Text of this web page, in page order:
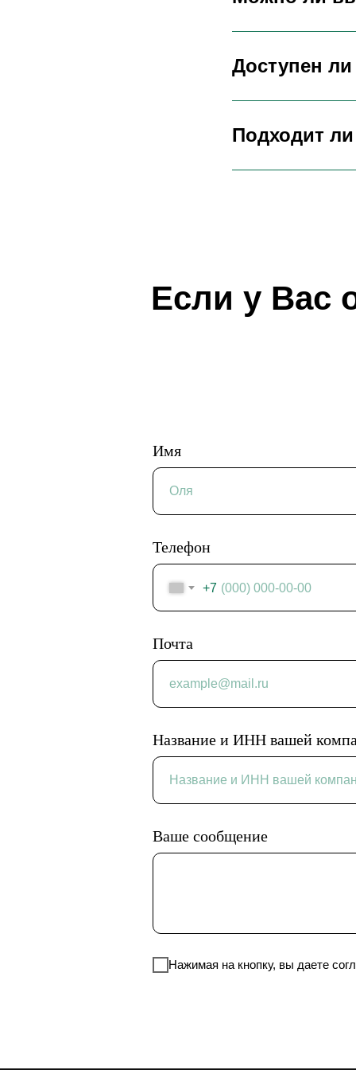
Доступен
Подходит
Если у Вас
Имя
Телефон
+7
Почта
Название и ИНН вашей
Ваше сообщение
Нажимая на кнопку, вы даете